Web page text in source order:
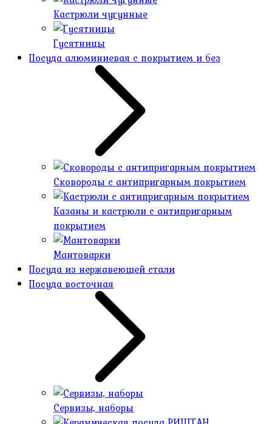
Кастрюли чугунные
Гусятницы
Посуда алюминиевая с покрытием и без
Сковороды с антипригарным покрытием
Казаны и кастрюли с антипригарным
покрытием
Мантоварки
Посуда из нержавеющей стали
Посуда восточная
Сервизы, наборы